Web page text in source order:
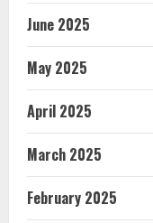
June 2025
May 2025
April 2025
March 2025
February 2025